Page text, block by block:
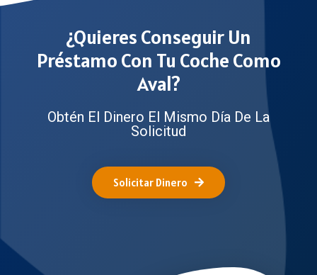
¿Quieres Conseguir Un
Préstamo Con Tu Coche Como
Aval?
Obtén El Dinero El Mismo Día De La
Solicitud
Solicitar Dinero